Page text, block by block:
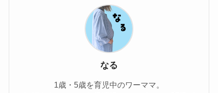
なる
1歳・5歳を育児中のワーママ。